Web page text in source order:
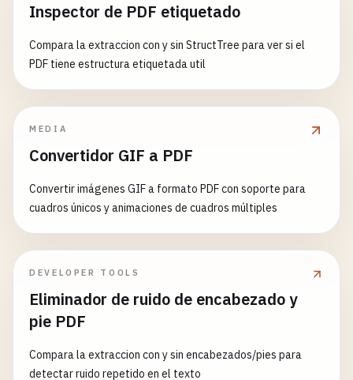
Inspector de PDF etiquetado
Compara la extraccion con y sin StructTree para ver si el
PDF tiene estructura etiquetada util
MEDIA
Convertidor GIF a PDF
Convertir imágenes GIF a formato PDF con soporte para
cuadros únicos y animaciones de cuadros múltiples
DEVELOPER TOOLS
Eliminador de ruido de encabezado y
pie PDF
Compara la extraccion con y sin encabezados/pies para
detectar ruido repetido en el texto